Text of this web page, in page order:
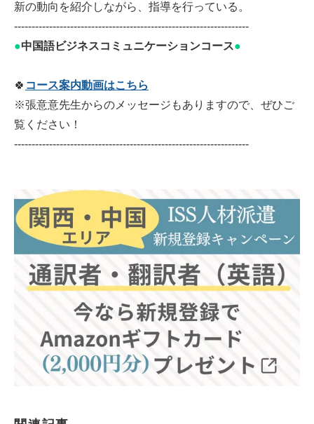
新の動向を紹介しながら、指導を行っている。
-------------------------------------------------------------------
●中国語ビジネスコミュニケーションコース●
🍀 コース案内動画はこちら
※張意意先生からのメッセージもありますので、ぜひご
覧ください！
-------------------------------------------------------------------